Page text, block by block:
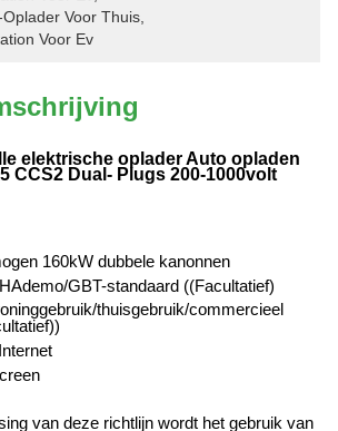
Voor Thuis
Voor Ev
elektrische oplader Auto opladen
CCS2 Dual- Plugs 200-1000volt
160kW dubbele kanonnen
GBT-standaard ((Facultatief)
thuisgebruik/commercieel
van deze richtlijn wordt het gebruik van